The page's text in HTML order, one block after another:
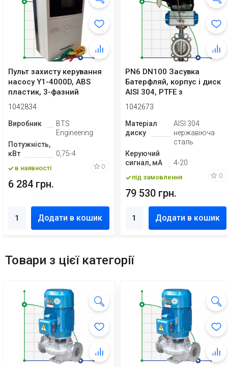
Пульт захисту керування
насосу Y1-4000D, ABS
пластик, 3-фазний
380В-415В, 0,7...
1042834
Виробник
BTS
Engineering
Потужність,
кВт
0,75-4
в наявності 0
6 284 грн.
Додати в кошик
PN6 DN100 Засувка
Батерфляй, корпус і диск
AISI 304, PTFE з
пневмоприводом Ex...
1042673
Матеріал
диску
AISI 304
нержавіюча
сталь
Керуючий
сигнал, мА
4-20
під замовлення 0
79 530 грн.
Додати в кошик
Товари з цієї категорії